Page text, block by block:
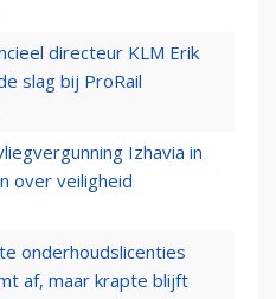
directeur KLM Erik
slag bij ProRail
Izhavia in
over veiligheid
onderhoudslicenties
af, maar krapte blijft